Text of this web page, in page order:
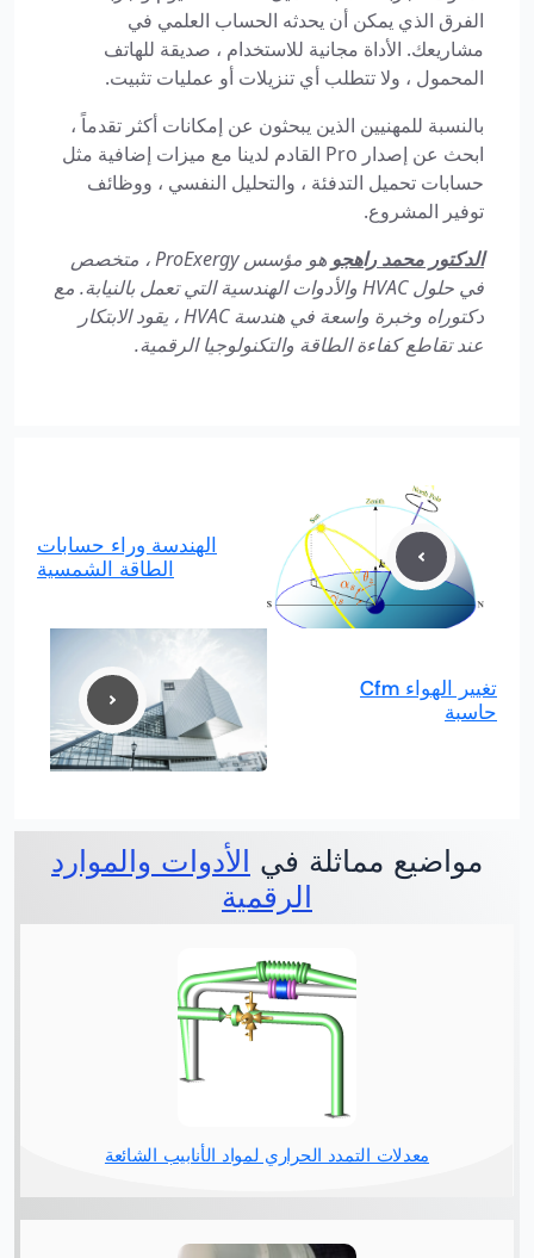
الفرق الذي يمكن أن يحدثه الحساب العلمي في
مشاريعك. الأداة مجانية للاستخدام ، صديقة للهاتف
المحمول ، ولا تتطلب أي تنزيلات أو عمليات تثبيت.
بالنسبة للمهنيين الذين يبحثون عن إمكانات أكثر تقدماً ،
ابحث عن إصدار Pro القادم لدينا مع ميزات إضافية مثل
حسابات تحميل التدفئة ، والتحليل النفسي ، ووظائف
توفير المشروع.
الدكتور محمد راهجو
هو مؤسس ProExergy ، متخصص
في حلول HVAC والأدوات الهندسية التي تعمل بالنيابة. مع
دكتوراه وخبرة واسعة في هندسة HVAC ، يقود الابتكار
عند تقاطع كفاءة الطاقة والتكنولوجيا الرقمية.
الهندسة وراء حسابات
الطاقة الشمسية
تغيير الهواء Cfm
حاسبة
مواضيع مماثلة في الأدوات والموارد
الرقمية
معدلات التمدد الحراري لمواد الأنابيب الشائعة